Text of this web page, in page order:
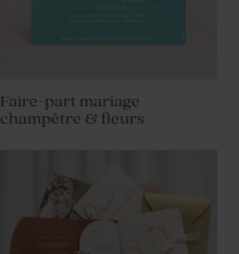
Faire-part mariage
champêtre & fleurs